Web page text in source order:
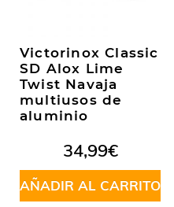
Victorinox Classic
SD Alox Lime
Twist Navaja
multiusos de
aluminio
34,99€
AÑADIR AL CARRITO